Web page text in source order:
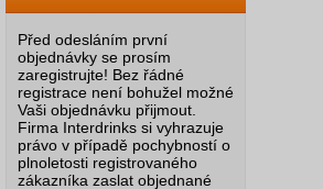
Před odesláním první
objednávky se prosím
zaregistrujte! Bez řádné
registrace není bohužel možné
Vaši objednávku přijmout.
Firma Interdrinks si vyhrazuje
právo v případě pochybností o
plnoletosti registrovaného
zákazníka zaslat objednané